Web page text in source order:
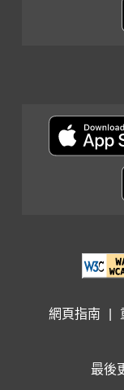
網頁指南
最後